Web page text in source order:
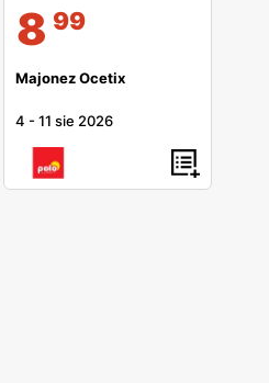
8 99
Majonez Ocetix
4 -11 sie 2026